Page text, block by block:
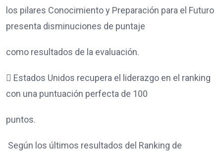
los pilares Conocimiento y Preparación para el Futuro
presenta disminuciones de puntaje
como resultados de la evaluación.
 Estados Unidos recupera el liderazgo en el ranking
con una puntuación perfecta de 100
puntos.
Según los últimos resultados del Ranking de